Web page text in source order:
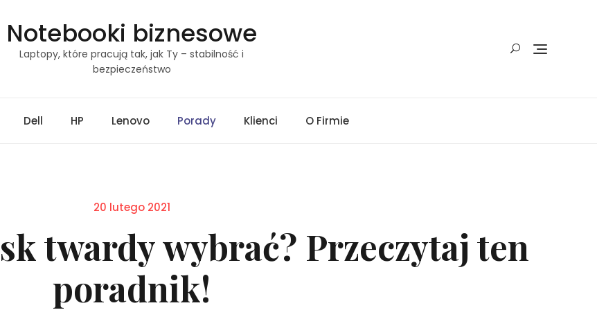
Notebooki biznesowe
Laptopy, które pracują tak, jak Ty – stabilność i
bezpieczeństwo
Dell HP Lenovo Porady Klienci O Firmie
Posted
20 lutego 2021
twardy wybrać? Przeczytaj ten
poradnik!